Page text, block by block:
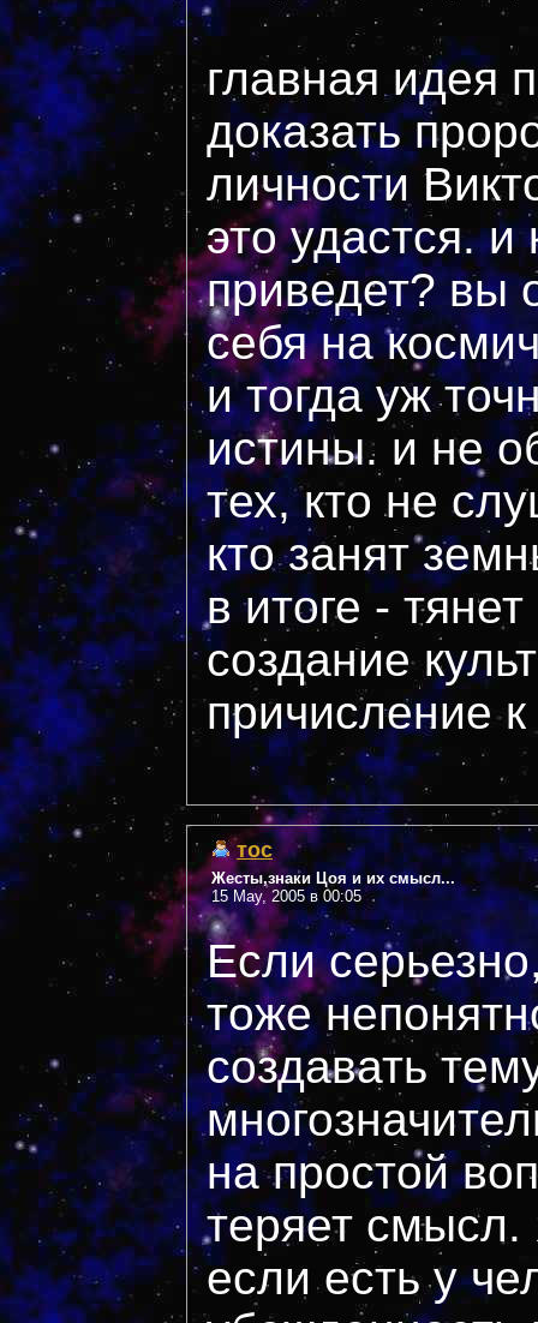
главная идея
доказать
личности
это удастся. и
приведет? вы
себя на
и тогда уж
истины. и не
тех, кто не
кто занят
в итоге -
создание
причисление
тос
Жесты,знаки Цоя и их смысл...
15 May, 2005 в 00:05
Если
тоже
создавать
на простой
теряет
если есть у